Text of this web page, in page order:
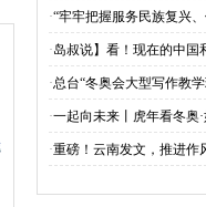
国
·“牢牢把握服务民族复兴
线”——“十个明确”彰显马
评之九
·岛叔说】看！现在的中国
种不同的风景
·总台“冬奥会大型写作教
文案”
·一起向未来丨虎年看冬奥
动态冰雪画卷
·重磅！云南发文，推进作